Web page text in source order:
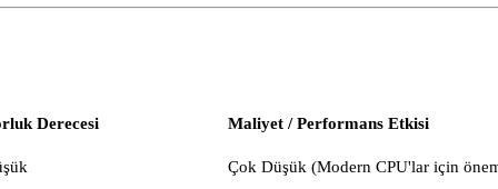
Derecesi Maliyet / Performans Etkisi
Çok Düşük (Modern CPU'lar için